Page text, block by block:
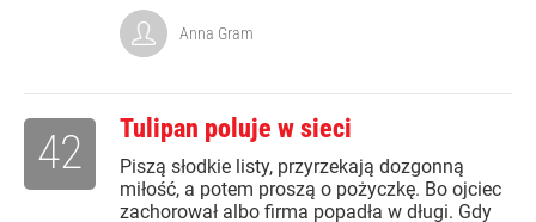
Anna Gram
Tulipan poluje w sieci
Piszą słodkie listy, przyrzekają dozgonną
miłość, a potem proszą o pożyczkę. Bo ojciec
zachorował albo firma popadła w długi. Gdy
42